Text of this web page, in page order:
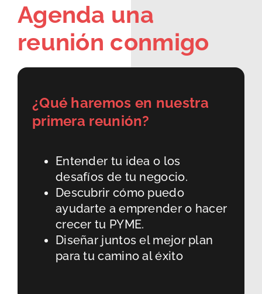
Agenda una
reunión conmigo
¿Qué haremos en nuestra
primera reunión?
Entender tu idea o los
desafíos de tu negocio.
Descubrir cómo puedo
ayudarte a emprender o hacer
crecer tu PYME.
Diseñar juntos el mejor plan
para tu camino al éxito